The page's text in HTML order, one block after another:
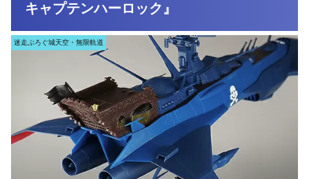
キャプテンハーロック』
迷走ぶろぐ城天空・無限軌道